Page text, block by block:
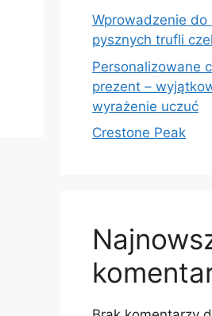
Wprowadzenie do
pysznych trufli
Personalizowane
prezent –
wyrażenie uczuć
Crestone Peak